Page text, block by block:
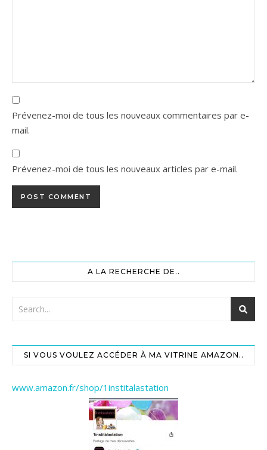
Prévenez-moi de tous les nouveaux commentaires par e-
mail.
Prévenez-moi de tous les nouveaux articles par e-mail.
A LA RECHERCHE DE..
SI VOUS VOULEZ ACCÉDER À MA VITRINE AMAZON..
www.amazon.fr/shop/1institalastation